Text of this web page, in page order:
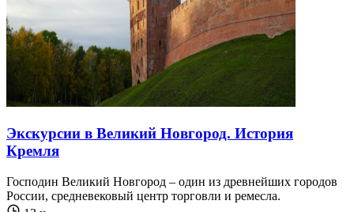
Экскурсии в Великий Новгород. История
Кремля
Господин Великий Новгород – один из древнейших городов
России, средневековый центр торговли и ремесла.